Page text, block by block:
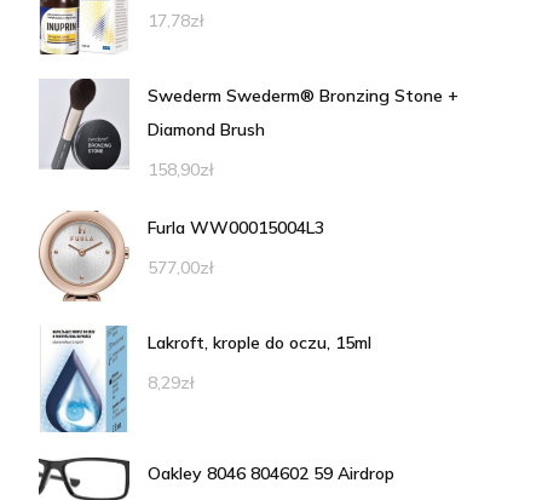
17,78zł
Swederm Swederm® Bronzing Stone +
Diamond Brush
158,90zł
Furla WW00015004L3
577,00zł
Lakroft, krople do oczu, 15ml
8,29zł
Oakley 8046 804602 59 Airdrop